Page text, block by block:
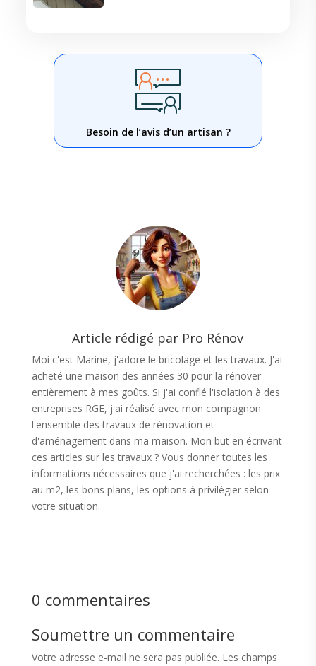
Besoin de l’avis d’un artisan ?
Article rédigé par Pro Rénov
Moi c'est Marine, j'adore le bricolage et les travaux. J'ai
acheté une maison des années 30 pour la rénover
entièrement à mes goûts. Si j'ai confié l'isolation à des
entreprises RGE, j'ai réalisé avec mon compagnon
l'ensemble des travaux de rénovation et
d'aménagement dans ma maison. Mon but en écrivant
ces articles sur les travaux ? Vous donner toutes les
informations nécessaires que j'ai recherchées : les prix
au m2, les bons plans, les options à privilégier selon
votre situation.
0 commentaires
Soumettre un commentaire
Votre adresse e-mail ne sera pas publiée. Les champs